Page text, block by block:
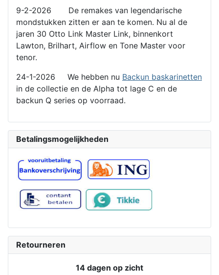
9-2-2026 De remakes van legendarische
mondstukken zitten er aan te komen. Nu al de
jaren 30 Otto Link Master Link, binnenkort
Lawton, Brilhart, Airflow en Tone Master voor
tenor.
24-1-2026 We hebben nu Backun baskarinetten
in de collectie en de Alpha tot lage C en de
backun Q series op voorraad.
Betalingsmogelijkheden
Retourneren
14 dagen op zicht